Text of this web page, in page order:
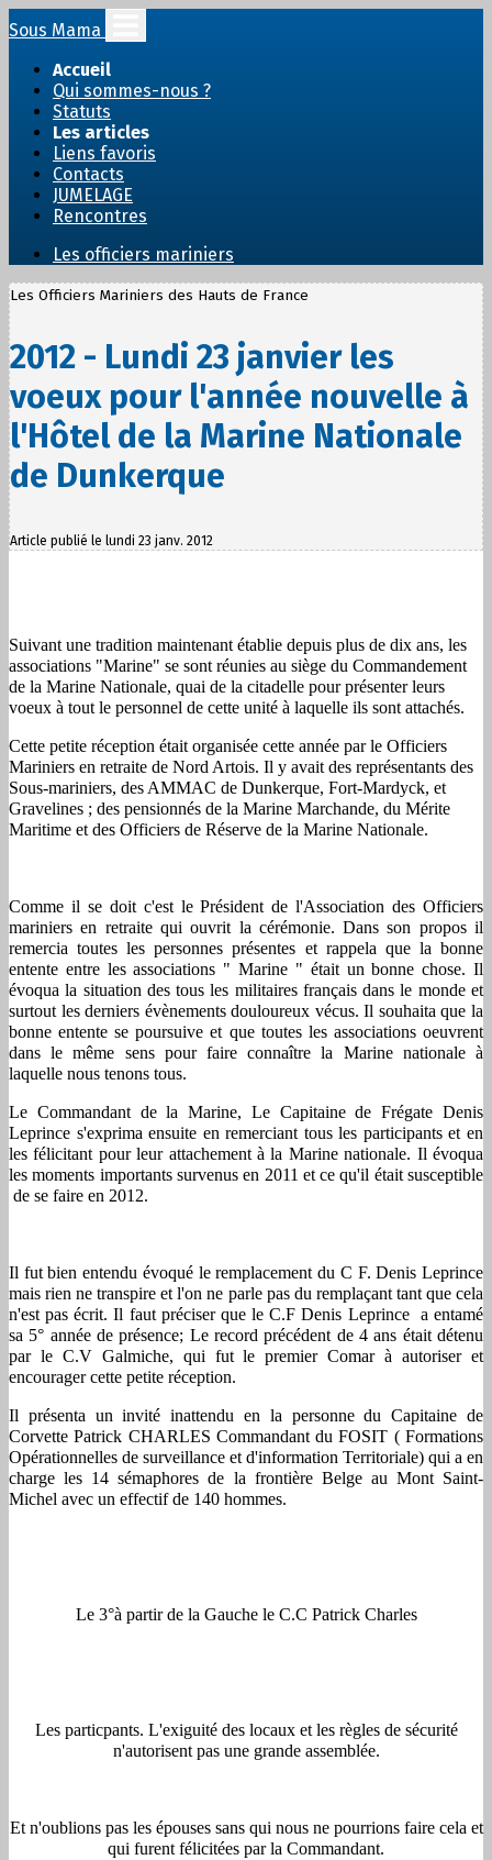
Sous Mama
Accueil
Qui sommes-nous ?
Statuts
Les articles
Liens favoris
Contacts
JUMELAGE
Rencontres
Les officiers mariniers
Les Officiers Mariniers des Hauts de France
2012 - Lundi 23 janvier les
voeux pour l'année nouvelle à
l'Hôtel de la Marine Nationale
de Dunkerque
Article publié le lundi 23 janv. 2012
Suivant une tradition maintenant établie depuis plus de dix ans, les
associations "Marine" se sont réunies au siège du Commandement
de la Marine Nationale, quai de la citadelle pour présenter leurs
voeux à tout le personnel de cette unité à laquelle ils sont attachés.
Cette petite réception était organisée cette année par le Officiers
Mariniers en retraite de Nord Artois. Il y avait des représentants des
Sous-mariniers, des AMMAC de Dunkerque, Fort-Mardyck, et
Gravelines ; des pensionnés de la Marine Marchande, du Mérite
Maritime et des Officiers de Réserve de la Marine Nationale.
Comme il se doit c'est le Président de l'Association des Officiers
mariniers en retraite qui ouvrit la cérémonie. Dans son propos il
remercia toutes les personnes présentes et rappela que la bonne
entente entre les associations " Marine " était un bonne chose. Il
évoqua la situation des tous les militaires français dans le monde et
surtout les derniers évènements douloureux vécus. Il souhaita que la
bonne entente se poursuive et que toutes les associations oeuvrent
dans le même sens pour faire connaître la Marine nationale à
laquelle nous tenons tous.
Le Commandant de la Marine, Le Capitaine de Frégate Denis
Leprince s'exprima ensuite en remerciant tous les participants et en
les félicitant pour leur attachement à la Marine nationale. Il évoqua
les moments importants survenus en 2011 et ce qu'il était susceptible
de se faire en 2012.
Il fut bien entendu évoqué le remplacement du C F. Denis Leprince
mais rien ne transpire et l'on ne parle pas du remplaçant tant que cela
n'est pas écrit. Il faut préciser que le C.F Denis Leprince a entamé
sa 5° année de présence; Le record précédent de 4 ans était détenu
par le C.V Galmiche, qui fut le premier Comar à autoriser et
encourager cette petite réception.
Il présenta un invité inattendu en la personne du Capitaine de
Corvette Patrick CHARLES Commandant du FOSIT ( Formations
Opérationnelles de surveillance et d'information Territoriale) qui a en
charge les 14 sémaphores de la frontière Belge au Mont Saint-
Michel avec un effectif de 140 hommes.
Le 3°à partir de la Gauche le C.C Patrick Charles
Les particpants. L'exiguité des locaux et les règles de sécurité
n'autorisent pas une grande assemblée.
Et n'oublions pas les épouses sans qui nous ne pourrions faire cela et
qui furent félicitées par la Commandant.